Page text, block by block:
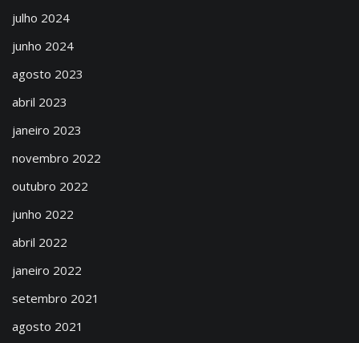
julho 2024
junho 2024
agosto 2023
abril 2023
janeiro 2023
novembro 2022
outubro 2022
junho 2022
abril 2022
janeiro 2022
setembro 2021
agosto 2021